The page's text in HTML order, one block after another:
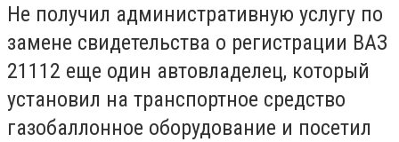
Не получил административную услугу по
замене свидетельства о регистрации ВАЗ
21112 еще один автовладелец, который
установил на транспортное средство
газобаллонное оборудование и посетил